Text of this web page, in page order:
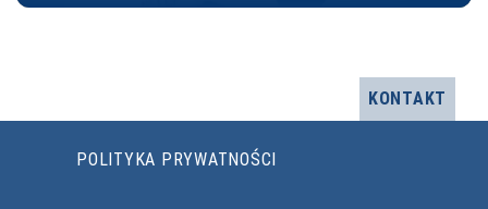
KONTAKT
POLITYKA PRYWATNOŚCI